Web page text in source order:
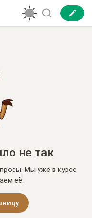
не так
Мы уже в курсе
её.